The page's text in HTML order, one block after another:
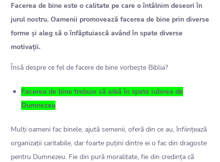
Facerea de bine este o calitate pe care o întâlnim deseori în
jurul nostru. Oamenii promovează facerea de bine prin diverse
forme și aleg să o înfăptuiască având în spate diverse
motivații.
Însă despre ce fel de facere de bine vorbește Biblia?
Facerea de bine trebuie să aibă în spate iubirea de
Dumnezeu
Mulți oameni fac binele, ajută semenii, oferă din ce au, înființează
organizații caritabile, dar foarte puțini dintre ei o fac din dragoste
pentru Dumnezeu. Fie din pură moralitate, fie din credința că